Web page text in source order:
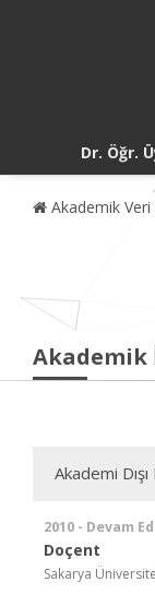
Dr. Öğr.
Akademik
Akademik
Akademi
2010 - Devam
Doçent
Sakarya